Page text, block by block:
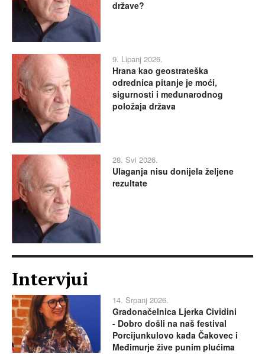
države?
9. Lipanj 2026.
Hrana kao geostrateška
odrednica pitanje je moći,
sigurnosti i međunarodnog
položaja država
28. Svi 2026.
Ulaganja nisu donijela željene
rezultate
Intervjui
14. Srpanj 2026.
Gradonačelnica Ljerka Cividini
- Dobro došli na naš festival
Porcijunkulovo kada Čakovec i
Međimurje žive punim plućima